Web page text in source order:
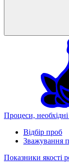
Процеси, необхідні
Відбір проб
Зважування
Показники якості